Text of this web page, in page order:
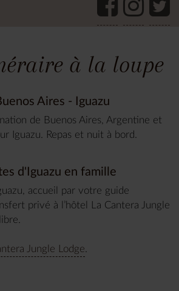
à la loupe
Aires - Iguazu
de Buenos Aires, Argentine et
Iguazu. Repas et nuit à bord.
d'Iguazu en famille
accueil par votre guide
privé à l’hôtel La Cantera Jungle
Jungle Lodge